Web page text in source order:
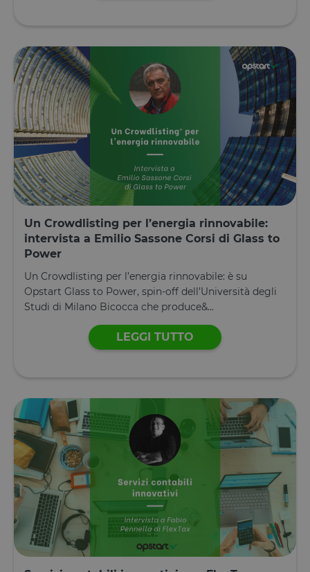
Un Crowdlisting per l’energia rinnovabile:
intervista a Emilio Sassone Corsi di Glass to
Power
Un Crowdlisting per l’energia rinnovabile: è su
Opstart Glass to Power, spin-off dell’Università degli
Studi di Milano Bicocca che produce&...
LEGGI TUTTO